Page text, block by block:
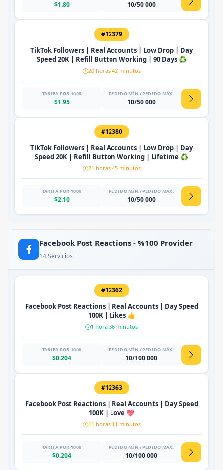
$1.80 10/50 000
#12379
TikTok Followers | Real Accounts | Low Drop | Day
Speed 20K | Refill Button Working | 90 Days ♻️
20 horas 42 minutos
TARIFA POR 1000
$1.95
PEDIDO MÍN./PEDIDO MÁX.
10/50 000
#12380
TikTok Followers | Real Accounts | Low Drop | Day
Speed 20K | Refill Button Working | Lifetime ♻️
21 horas 45 minutos
TARIFA POR 1000
$2.10
PEDIDO MÍN./PEDIDO MÁX.
10/50 000
Facebook Post Reactions - %100 Provider
14 Servicios
#12362
Facebook Post Reactions | Real Accounts | Day Speed
100K | Likes 👍
1 hora 36 minutos
TARIFA POR 1000
$0.204
PEDIDO MÍN./PEDIDO MÁX.
10/100 000
#12363
Facebook Post Reactions | Real Accounts | Day Speed
100K | Love 💖
11 horas 11 minutos
TARIFA POR 1000
$0.204
PEDIDO MÍN./PEDIDO MÁX.
10/100 000